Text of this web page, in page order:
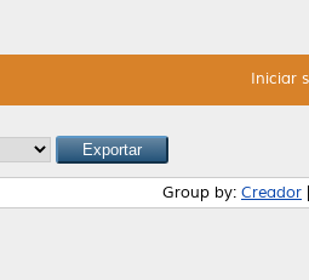
Iniciar
Group by: Creador